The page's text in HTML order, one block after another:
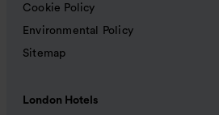
Cookie Policy
Environmental Policy
Sitemap
London Hotels